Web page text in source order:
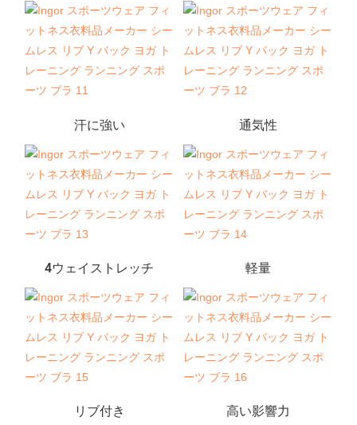
汗に強い 通気性
4ウェイストレッチ 軽量
リブ付き 高い影響力